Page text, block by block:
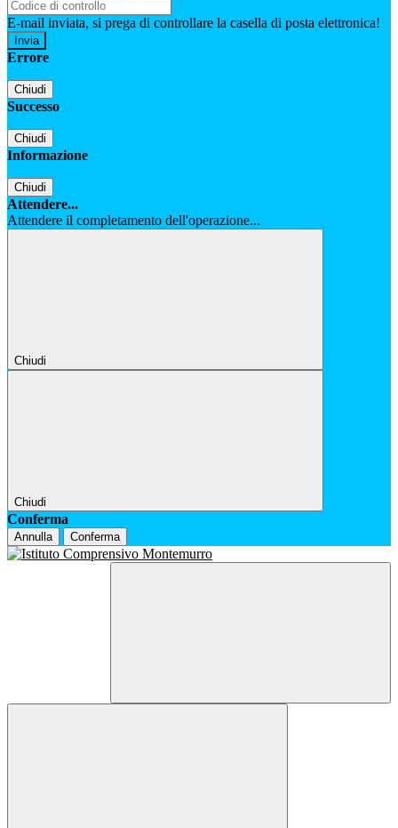
E-mail inviata, si prega di controllare la casella di posta elettronica!
Errore
Chiudi
Successo
Chiudi
Informazione
Chiudi
Attendere...
Attendere il completamento dell'operazione...
Chiudi
Chiudi
Conferma
Annulla Conferma